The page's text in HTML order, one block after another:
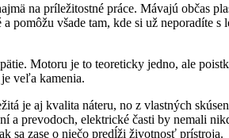
na príležitostné práce. Mávajú občas
pomôžu všade tam, kde si už neporadíte
Motoru je to teoreticky jedno, ale
veľa kamenia.
je aj kvalita náteru, no z vlastných
prevodoch, elektrické časti by nemali
sa zase o niečo predĺži životnosť prístroja.